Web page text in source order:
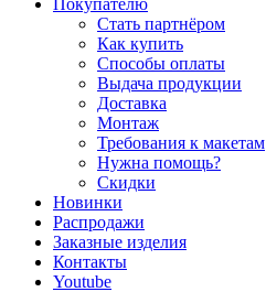
Покупателю
Стать партнёром
Как купить
Способы оплаты
Выдача продукции
Доставка
Монтаж
Требования к макетам
Нужна помощь?
Скидки
Новинки
Распродажи
Заказные изделия
Контакты
Youtube